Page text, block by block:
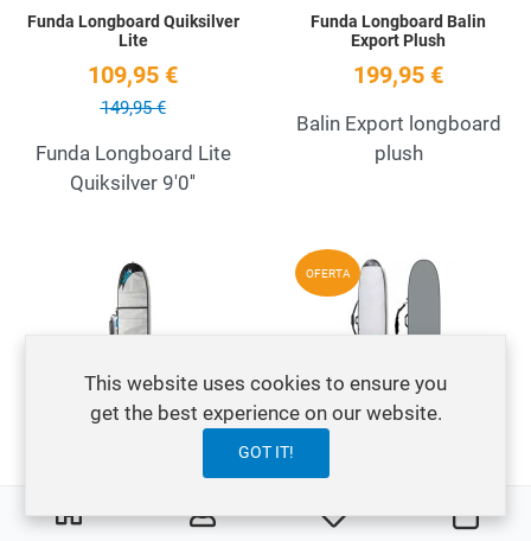
My Wishlist
Funda Longboard Quiksilver
Lite
109,95 €
149,95 €
Funda Longboard Lite
Quiksilver 9'0''
Funda Longboard Balin
Export Plush
199,95 €
Balin Export longboard
plush
Add to Wishlist
Quick View
Funda Longboard Balin UTE
Balin Ute longboard 8'1,
OFERTA
Funda Longboard Dakine
134,95 €
This website uses cookies to ensure you
get the best experience on our website.
GOT IT!